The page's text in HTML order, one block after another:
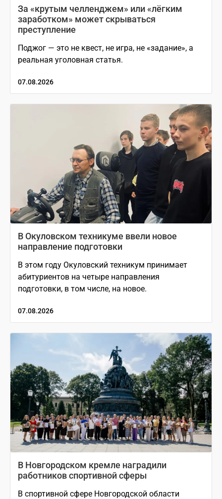
За «крутым челленджем» или «лёгким
заработком» может скрываться
преступление
Поджог — это не квест, не игра, не «задание», а
реальная уголовная статья.
07.08.2026
В Окуловском техникуме ввели новое
направление подготовки
В этом году Окуловский техникум принимает
абитуриентов на четыре направления
подготовки, в том числе, на новое.
07.08.2026
В Новгородском кремле наградили
работников спортивной сферы
В спортивной сфере Новгородской области